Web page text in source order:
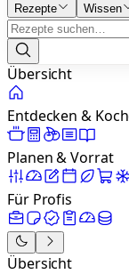
Rezepte Wissen
Übersicht
Entdecken &
Planen & Vorrat
Für Profis
Übersicht